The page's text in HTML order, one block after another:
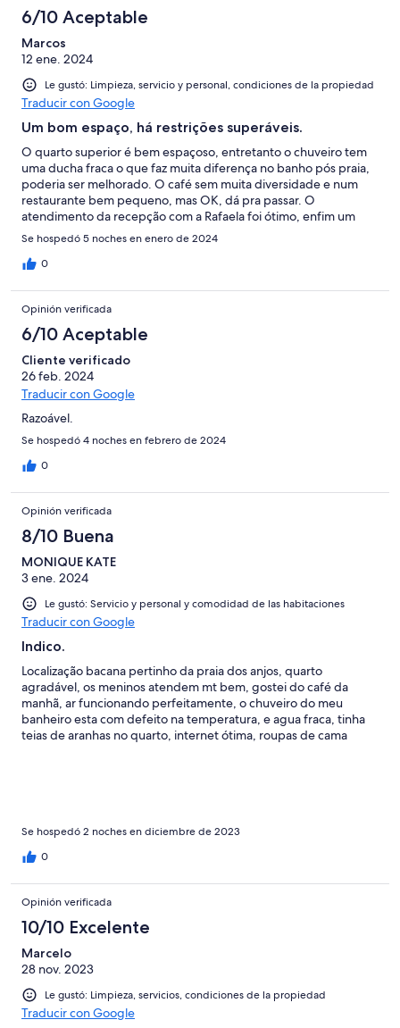
6/10 Aceptable
Marcos
12 ene. 2024
Le gustó: Limpieza, servicio y personal, condiciones de la propiedad
Traducir con Google
Um bom espaço, há restrições superáveis.
O quarto superior é bem espaçoso, entretanto o chuveiro tem
uma ducha fraca o que faz muita diferença no banho pós praia,
poderia ser melhorado. O café sem muita diversidade e num
restaurante bem pequeno, mas OK, dá pra passar. O
atendimento da recepção com a Rafaela foi ótimo, enfim um
bom lugar para quem não é muito exigente.
Se hospedó 5 noches en enero de 2024
0
Opinión verificada
6/10 Aceptable
Cliente verificado
26 feb. 2024
Traducir con Google
Razoável.
Se hospedó 4 noches en febrero de 2024
0
Opinión verificada
8/10 Buena
MONIQUE KATE
3 ene. 2024
Le gustó: Servicio y personal y comodidad de las habitaciones
Traducir con Google
Indico.
Localização bacana pertinho da praia dos anjos, quarto
agradável, os meninos atendem mt bem, gostei do café da
manhã, ar funcionando perfeitamente, o chuveiro do meu
banheiro esta com defeito na temperatura, e agua fraca, tinha
teias de aranhas no quarto, internet ótima, roupas de cama
Se hospedó 2 noches en diciembre de 2023
0
Opinión verificada
10/10 Excelente
Marcelo
28 nov. 2023
Le gustó: Limpieza, servicios, condiciones de la propiedad
Traducir con Google